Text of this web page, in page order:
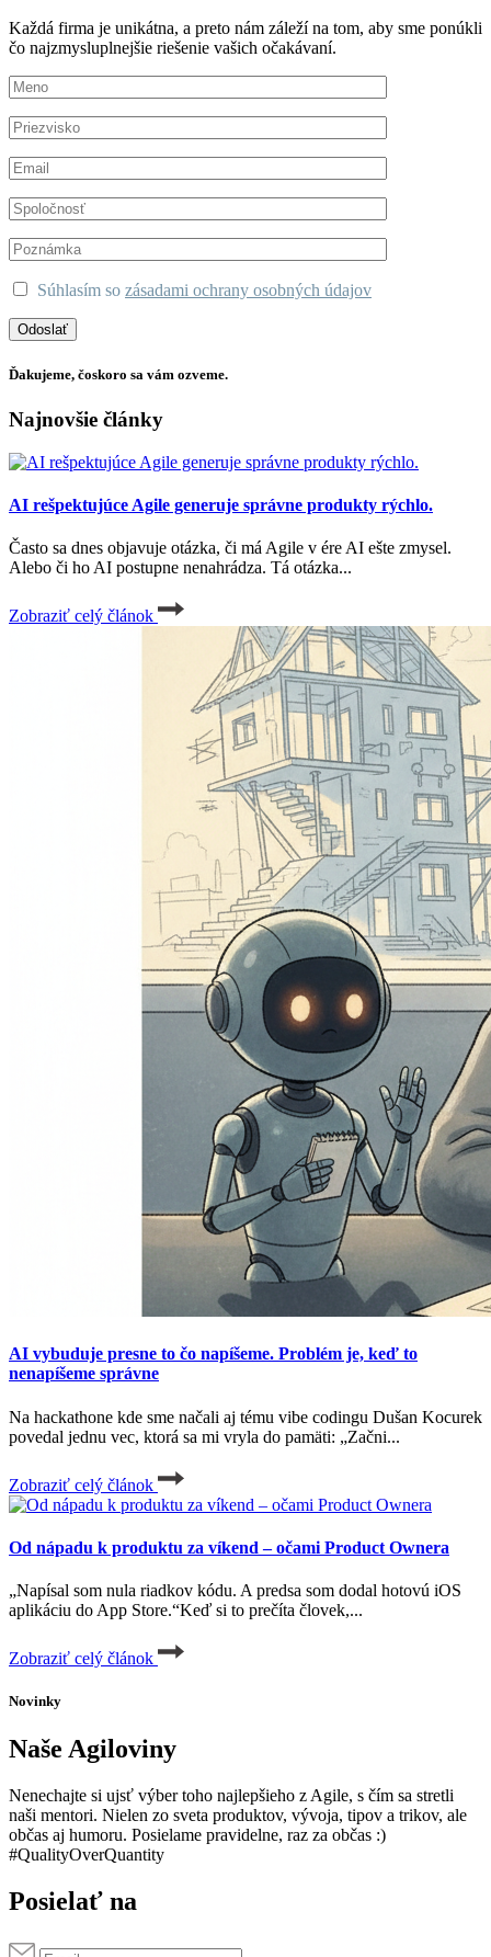
Každá firma je unikátna, a preto nám záleží na tom, aby sme ponúkli
čo najzmysluplnejšie riešenie vašich očakávaní.
Súhlasím so zásadami ochrany osobných údajov
Ďakujeme, čoskoro sa vám ozveme.
Najnovšie články
AI rešpektujúce Agile generuje správne produkty rýchlo.
Často sa dnes objavuje otázka, či má Agile v ére AI ešte zmysel.
Alebo či ho AI postupne nenahrádza. Tá otázka...
Zobraziť celý článok
AI vybuduje presne to čo napíšeme. Problém je, keď to
nenapíšeme správne
Na hackathone kde sme načali aj tému vibe codingu Dušan Kocurek
povedal jednu vec, ktorá sa mi vryla do pamäti: „Začni...
Zobraziť celý článok
Od nápadu k produktu za víkend – očami Product Ownera
„Napísal som nula riadkov kódu. A predsa som dodal hotovú iOS
aplikáciu do App Store.“Keď si to prečíta človek,...
Zobraziť celý článok
Novinky
Naše Agiloviny
Nenechajte si ujsť výber toho najlepšieho z Agile, s čím sa stretli
naši mentori. Nielen zo sveta produktov, vývoja, tipov a trikov, ale
občas aj humoru. Posielame pravidelne, raz za občas :)
#QualityOverQuantity
Posielať na